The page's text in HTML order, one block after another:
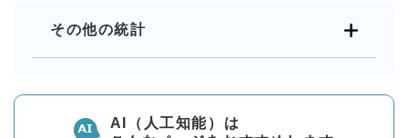
その他の統計
AI（人工知能）は